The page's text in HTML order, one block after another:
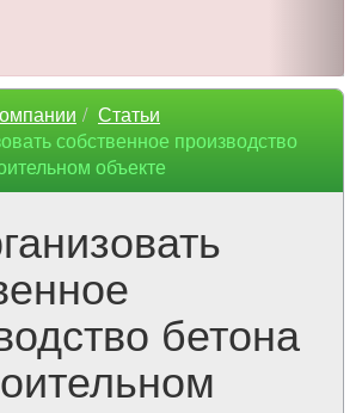
Статьи
собственное производство
объекте
бетона